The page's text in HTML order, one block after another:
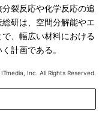
裂反応や化学反応の追
研は、空間分解能やエ
、幅広い材料における
計画である。
Inc. All Rights Reserved.